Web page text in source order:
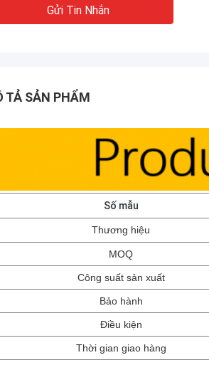
Gửi Tin Nhắn
TẢ SẢN PHẨM
Số mẫu
Thương hiệu
MOQ
Công suất sản xuất
Bảo hành
Điều kiện
Thời gian giao hàng